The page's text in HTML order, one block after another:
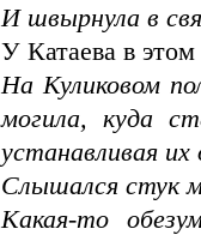
И швырнула в
У Катаева в
На Куликовом
могила, куда
устанавливая
Слышался стук
Какая-то